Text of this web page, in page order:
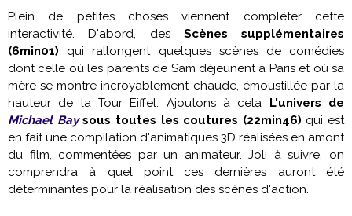
Plein de petites choses viennent compléter cette
interactivité. D'abord, des Scènes supplémentaires
(6min01) qui rallongent quelques scènes de comédies
dont celle où les parents de Sam déjeunent à Paris et où sa
mère se montre incroyablement chaude, émoustillée par la
hauteur de la Tour Eiffel. Ajoutons à cela L'univers de
Michael Baysous toutes les coutures (22min46) qui est
en fait une compilation d'animatiques 3D réalisées en amont
du film, commentées par un animateur. Joli à suivre, on
comprendra à quel point ces dernières auront été
déterminantes pour la réalisation des scènes d'action.